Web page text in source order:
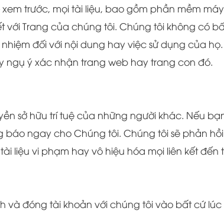
trước, mọi tài liệu, bao gồm phần mềm
với Trang của chúng tôi. Chúng tôi không có
đối với nội dung hay việc sử dụng của
ngụ ý xác nhận trang web hay trang con đó.
sở hữu trí tuệ của những người khác. Nếu
ngay cho Chúng tôi. Chúng tôi sẽ phản
liệu vi phạm hay vô hiệu hóa mọi liên kết đến
và đóng tài khoản với chúng tôi vào bất cứ